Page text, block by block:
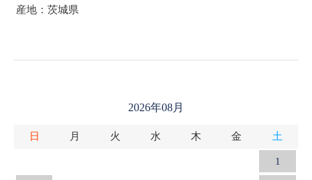
産地：茨城県
2026年08月
日 月 火 水 木 金 土
1